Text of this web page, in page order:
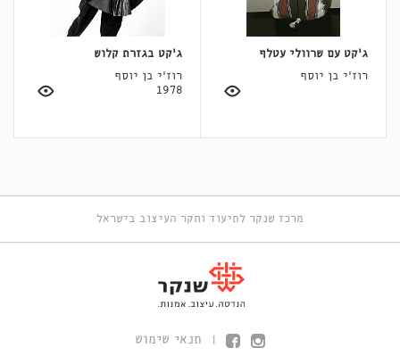
ג'קט עם שרוולי עטלף
רוז'י בן יוסף
ג'קט בגזרת קלוש
רוז'י בן יוסף
1978
מרכז שנקר לתיעוד וחקר העיצוב בישראל
תנאי שימוש